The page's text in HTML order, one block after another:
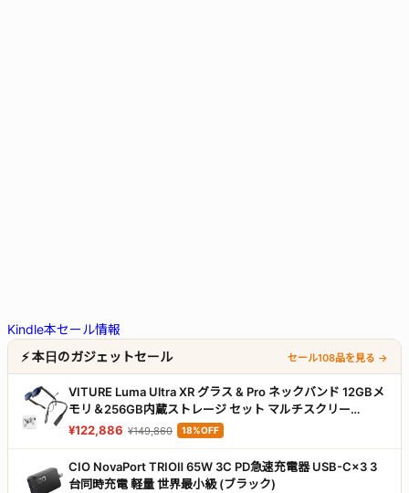
Kindle本セール情報
⚡ 本日のガジェットセール
セール108品を見る →
VITURE Luma Ultra XR グラス & Pro ネックバンド 12GBメ
モリ＆256GB内蔵ストレージ セット マルチスクリー
ン/6DoF/ハンドジェスチャー/スムーズフォロー/アンビエ
ムストリーミングメガネ
¥122,886 ¥149,860 18%OFF
CIO NovaPort TRIOⅡ 65W 3C PD急速充電器 USB-C×3 3
台同時充電 軽量 世界最小級 (ブラック)